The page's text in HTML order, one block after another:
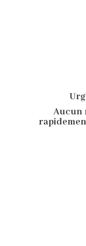
Aucun